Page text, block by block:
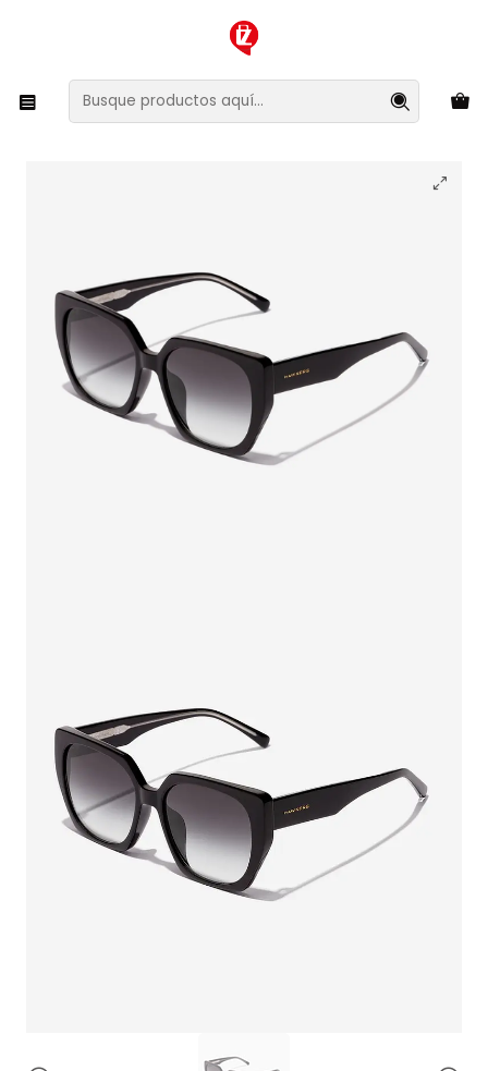
XMAS SALE ¡Compra antes de que la oferta termine!
Lentes y Accesorios Lentes de Sol
Lentes de Sol Hawkers Boujee HBOU24BGR0